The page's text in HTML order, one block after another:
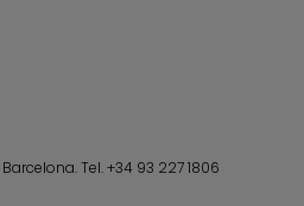
Barcelona.Tel.+34 93 227 1806